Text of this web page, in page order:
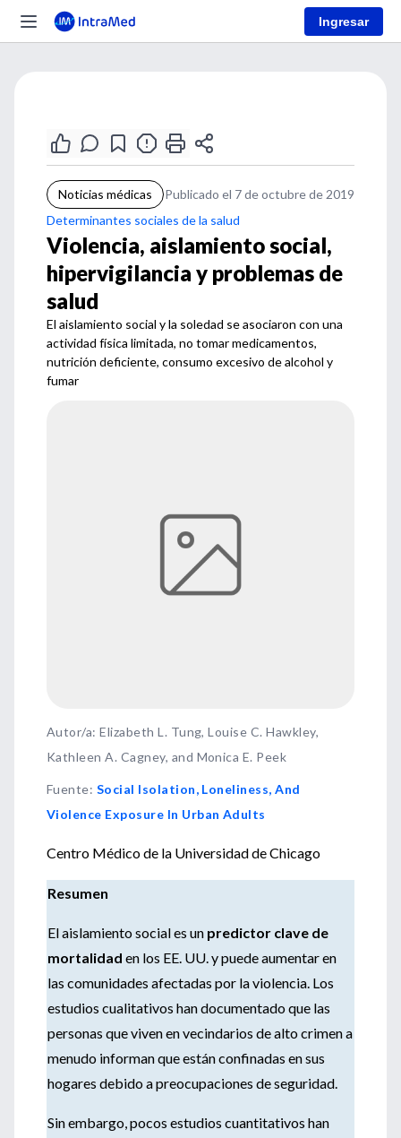
Ingresar
Noticias médicas
Publicado el 7 de octubre de 2019
Determinantes sociales de la salud
Violencia, aislamiento social,
hipervigilancia y problemas de
salud
El aislamiento social y la soledad se asociaron con una
actividad física limitada, no tomar medicamentos,
nutrición deficiente, consumo excesivo de alcohol y
fumar
Autor/a: Elizabeth L. Tung, Louise C. Hawkley,
Kathleen A. Cagney, and Monica E. Peek
Fuente: Social Isolation, Loneliness, And
Violence Exposure In Urban Adults
Centro Médico de la Universidad de Chicago
Resumen
El aislamiento social es un predictor clave de
mortalidad en los EE. UU. y puede aumentar en
las comunidades afectadas por la violencia. Los
estudios cualitativos han documentado que las
personas que viven en vecindarios de alto crimen a
menudo informan que están confinadas en sus
hogares debido a preocupaciones de seguridad.
Sin embargo, pocos estudios cuantitativos han